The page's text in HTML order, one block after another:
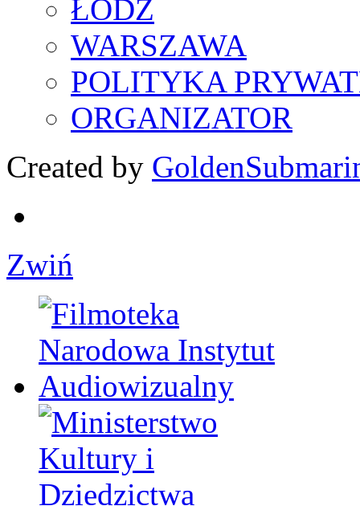
ŁÓDŹ
WARSZAWA
POLITYKA
ORGANIZATOR
Created by
Zwiń